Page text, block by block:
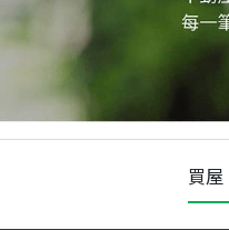
買屋